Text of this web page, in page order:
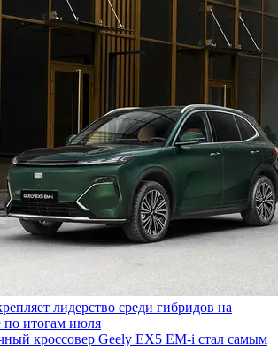
лидерство среди гибридов на
по итогам июля
кроссовер Geely EX5 EM-i стал самым